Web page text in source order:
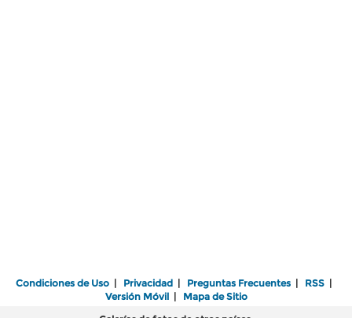
Condiciones de Uso | Privacidad | Preguntas Frecuentes | RSS |
Versión Móvil| Mapa de Sitio